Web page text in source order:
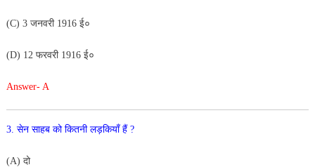
(C) 3 जनवरी 1916 ई०
(D) 12 फरवरी 1916 ई०
Answer- A
3. सेन साहब को कितनी लड़कियाँ हैं ?
(A) दो